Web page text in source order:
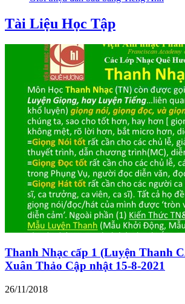
Tài Liệu Học Tập
Thanh Nhạc cấp 1 (Luyện Thanh
Xuân Thảo Cập nhật 15-8-2021
26/11/2018